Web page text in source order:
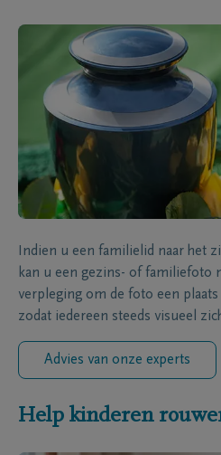
Indien u een familielid naar het
kan u een gezins- of familiefoto
verpleging om de foto een
zodat iedereen steeds visueel
Advies van onze experts
Help kinderen